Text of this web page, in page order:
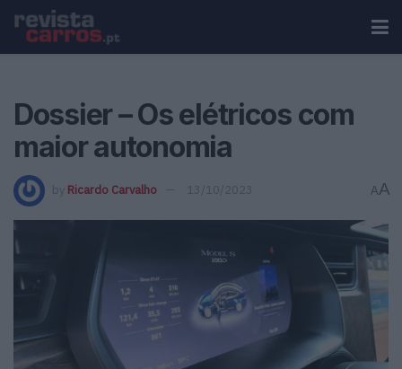
Dossier – Os elétricos com
maior autonomia
by Ricardo Carvalho 13/10/2023 AA